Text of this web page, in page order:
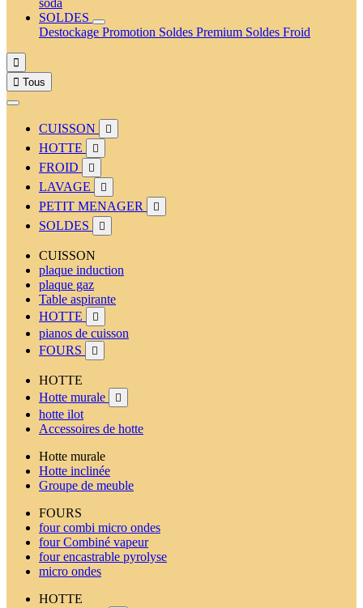
soda
SOLDES
Destockage Promotion Soldes Premium Soldes Froid

 Tous
CUISSON 
HOTTE 
FROID 
LAVAGE 
PETIT MENAGER 
SOLDES 
CUISSON
plaque induction
plaque gaz
Table aspirante
HOTTE

pianos de cuisson
FOURS

HOTTE
Hotte murale

hotte ilot
Accessoires de hotte
Hotte murale
Hotte inclinée
Groupe de meuble
FOURS
four combi micro ondes
four Combiné vapeur
four encastrable pyrolyse
micro ondes
HOTTE